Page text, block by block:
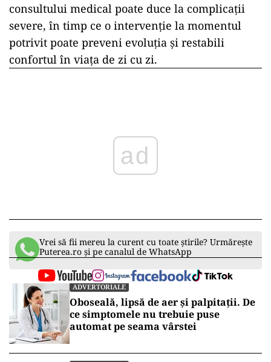
consultului medical poate duce la complicații
severe, în timp ce o intervenție la momentul
potrivit poate preveni evoluția și restabili
confortul în viața de zi cu zi.
ad
Vrei să fii mereu la curent cu toate știrile? Urmărește
Puterea.ro și pe canalul de WhatsApp
ADVERTORIALE
Oboseală, lipsă de aer și palpitații. De
ce simptomele nu trebuie puse
automat pe seama vârstei